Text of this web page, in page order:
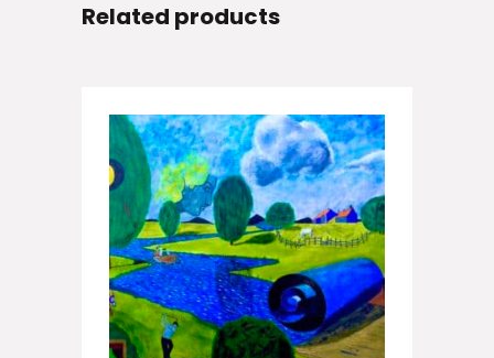
Related products